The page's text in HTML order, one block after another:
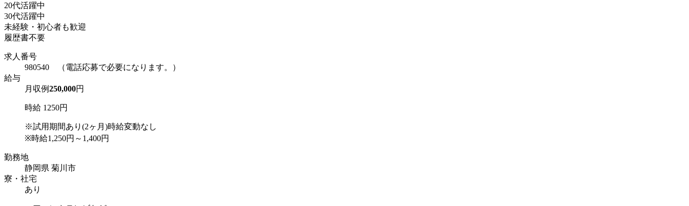
20代活躍中
30代活躍中
未経験・初心者も歓迎
履歴書不要
求人番号
980540 （電話応募で必要になります。）
給与
月収例250,000円
時給 1250円
※試用期間あり(2ヶ月)時給変動なし
※時給1,250円～1,400円
勤務地
静岡県 菊川市
寮・社宅
あり